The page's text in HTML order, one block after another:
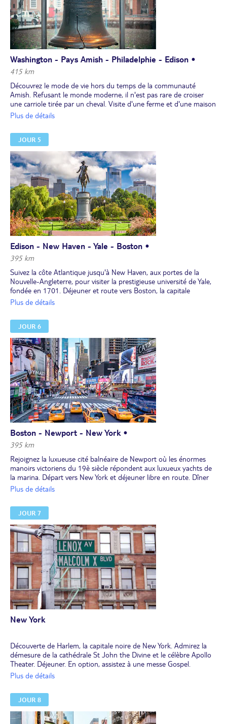
Washington - Pays Amish - Philadelphie - Edison •
415 km
Découvrez le mode de vie hors du temps de la communauté
Amish. Refusant le monde moderne, il n'est pas rare de croiser
une carriole tirée par un cheval. Visite d'une ferme et d'une maison
Amish. Déjeuner typique et courte route vers Philadelphie. Tour à
Déclaration d'Indépendance, et Liberty Bell, la cloche
monumentale emblème de la ville. Route au Nord et étape à
Edison, à la frontière séparant le New Jersey de l'État de New York.
Dîner et nuit.
Plus de détails
JOUR 5
Edison - New Haven - Yale - Boston •
395 km
Suivez la côte Atlantique jusqu'à New Haven, aux portes de la
Nouvelle-Angleterre, pour visiter la prestigieuse université de Yale,
fondée en 1701. Déjeuner et route vers Boston, la capitale
régionale. Suivez le Freedom Trail, une agréable promenade reliant
États-Unis. Vous traversez les différents quartiers de cette ville
portuaire avant de rejoindre Cambridge où se trouve Harvard, la
plus ancienne université du pays, également membre de la
prestigieuse Ivy League. Dîner et nuit dans les environs.
Plus de détails
JOUR 6
Boston - Newport - New York •
395 km
Rejoignez la luxueuse cité balnéaire de Newport où les énormes
manoirs victoriens du 19è siècle répondent aux luxueux yachts de
la marina. Départ vers New York et déjeuner libre en route. Dîner
dans un restaurant proche de l'ébullition de Times Square.
Plus de détails
JOUR 7
New York
Découverte de Harlem, la capitale noire de New York. Admirez la
démesure de la cathédrale St John the Divine et le célèbre Apollo
Theater. Déjeuner. En option, assistez à une messe Gospel.
L'après-midi, visite guidée panoramique des quartiers célèbres de
devant le bâtiment des Nations Unies, l'Empire State Building et le
Radio City Hall, au cœur du Rockefeller Center avant de revenir
admirer les panneaux lumineux de Times Square, sur Broadway.
Dîner libre et nuit.
Plus de détails
JOUR 8